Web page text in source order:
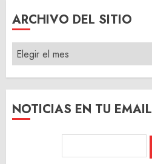
ARCHIVO DEL SITIO
ARCHIVO
DEL
SITIO
NOTICIAS EN TU EMAIL